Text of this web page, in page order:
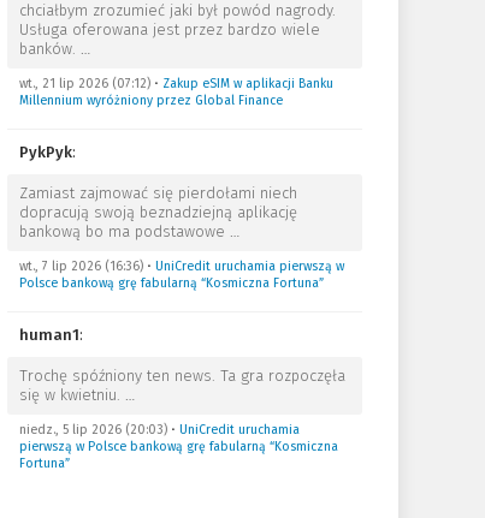
chciałbym zrozumieć jaki był powód nagrody.
Usługa oferowana jest przez bardzo wiele
banków. …
wt., 21 lip 2026 (07:12)• Zakup eSIM w aplikacji Banku
Millennium wyróżniony przez Global Finance
PykPyk:
Zamiast zajmować się pierdołami niech
dopracują swoją beznadziejną aplikację
bankową bo ma podstawowe …
wt., 7 lip 2026 (16:36)• UniCredit uruchamia pierwszą w
Polsce bankową grę fabularną “Kosmiczna Fortuna”
human1:
Trochę spóźniony ten news. Ta gra rozpoczęła
się w kwietniu. …
niedz., 5 lip 2026 (20:03)• UniCredit uruchamia
pierwszą w Polsce bankową grę fabularną “Kosmiczna
Fortuna”